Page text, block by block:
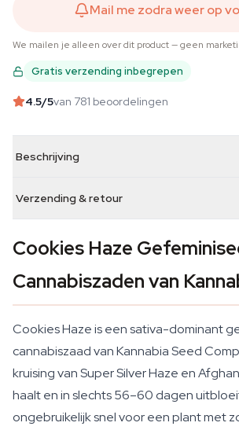
Mail me zodra weer op
We mailen je alleen over dit product — geen
Gratis verzending inbegrepen
4.5/5van 781 beoordelingen
Beschrijving
Verzending & retour
Cookies Haze
Cannabiszaden van
Cookies Haze is een sativa-dominant
cannabiszaad van Kannabia Seed
kruising van Super Silver Haze en
haalt en in slechts 56–60 dagen
ongebruikelijk snel voor een plant met